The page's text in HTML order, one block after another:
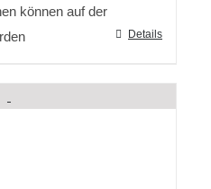
können auf der
Details